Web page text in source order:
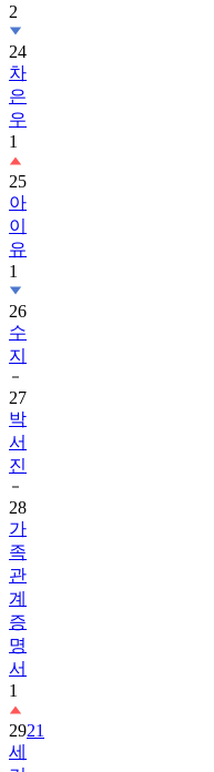
2
24
차
은
우
1
25
아
이
유
1
26
수
지
27
박
서
진
28
가
족
관
계
증
명
서
1
2921
세